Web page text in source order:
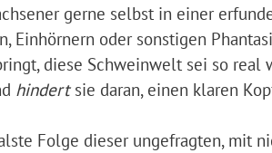
gerne selbst in einer
Einhörnern oder sonstigen
diese Schweinwelt sei so real
hindertsie daran, einen klaren
Folge dieser ungefragten, mit